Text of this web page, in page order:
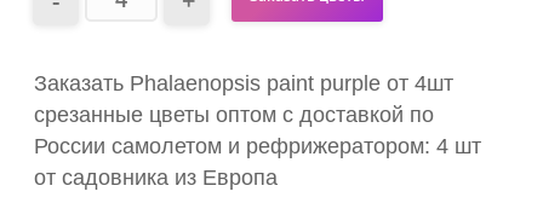
Заказать Phalaenopsis paint purple от 4шт
срезанные цветы оптом с доставкой по
России самолетом и рефрижератором: 4 шт
от садовника из Европа